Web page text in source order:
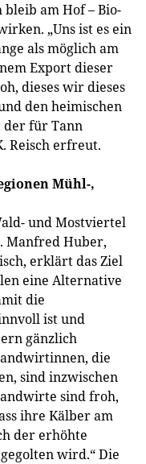
am Hof – Bio-
„Uns ist es ein
als möglich am
Export dieser
dieses wir dieses
den heimischen
der für Tann
Reisch erfreut.
Mühl-,
und Mostviertel
Manfred Huber,
erklärt das Ziel
eine Alternative
die
ist und
gänzlich
die
sind inzwischen
sind froh,
ihre Kälber am
der erhöhte
wird.“ Die